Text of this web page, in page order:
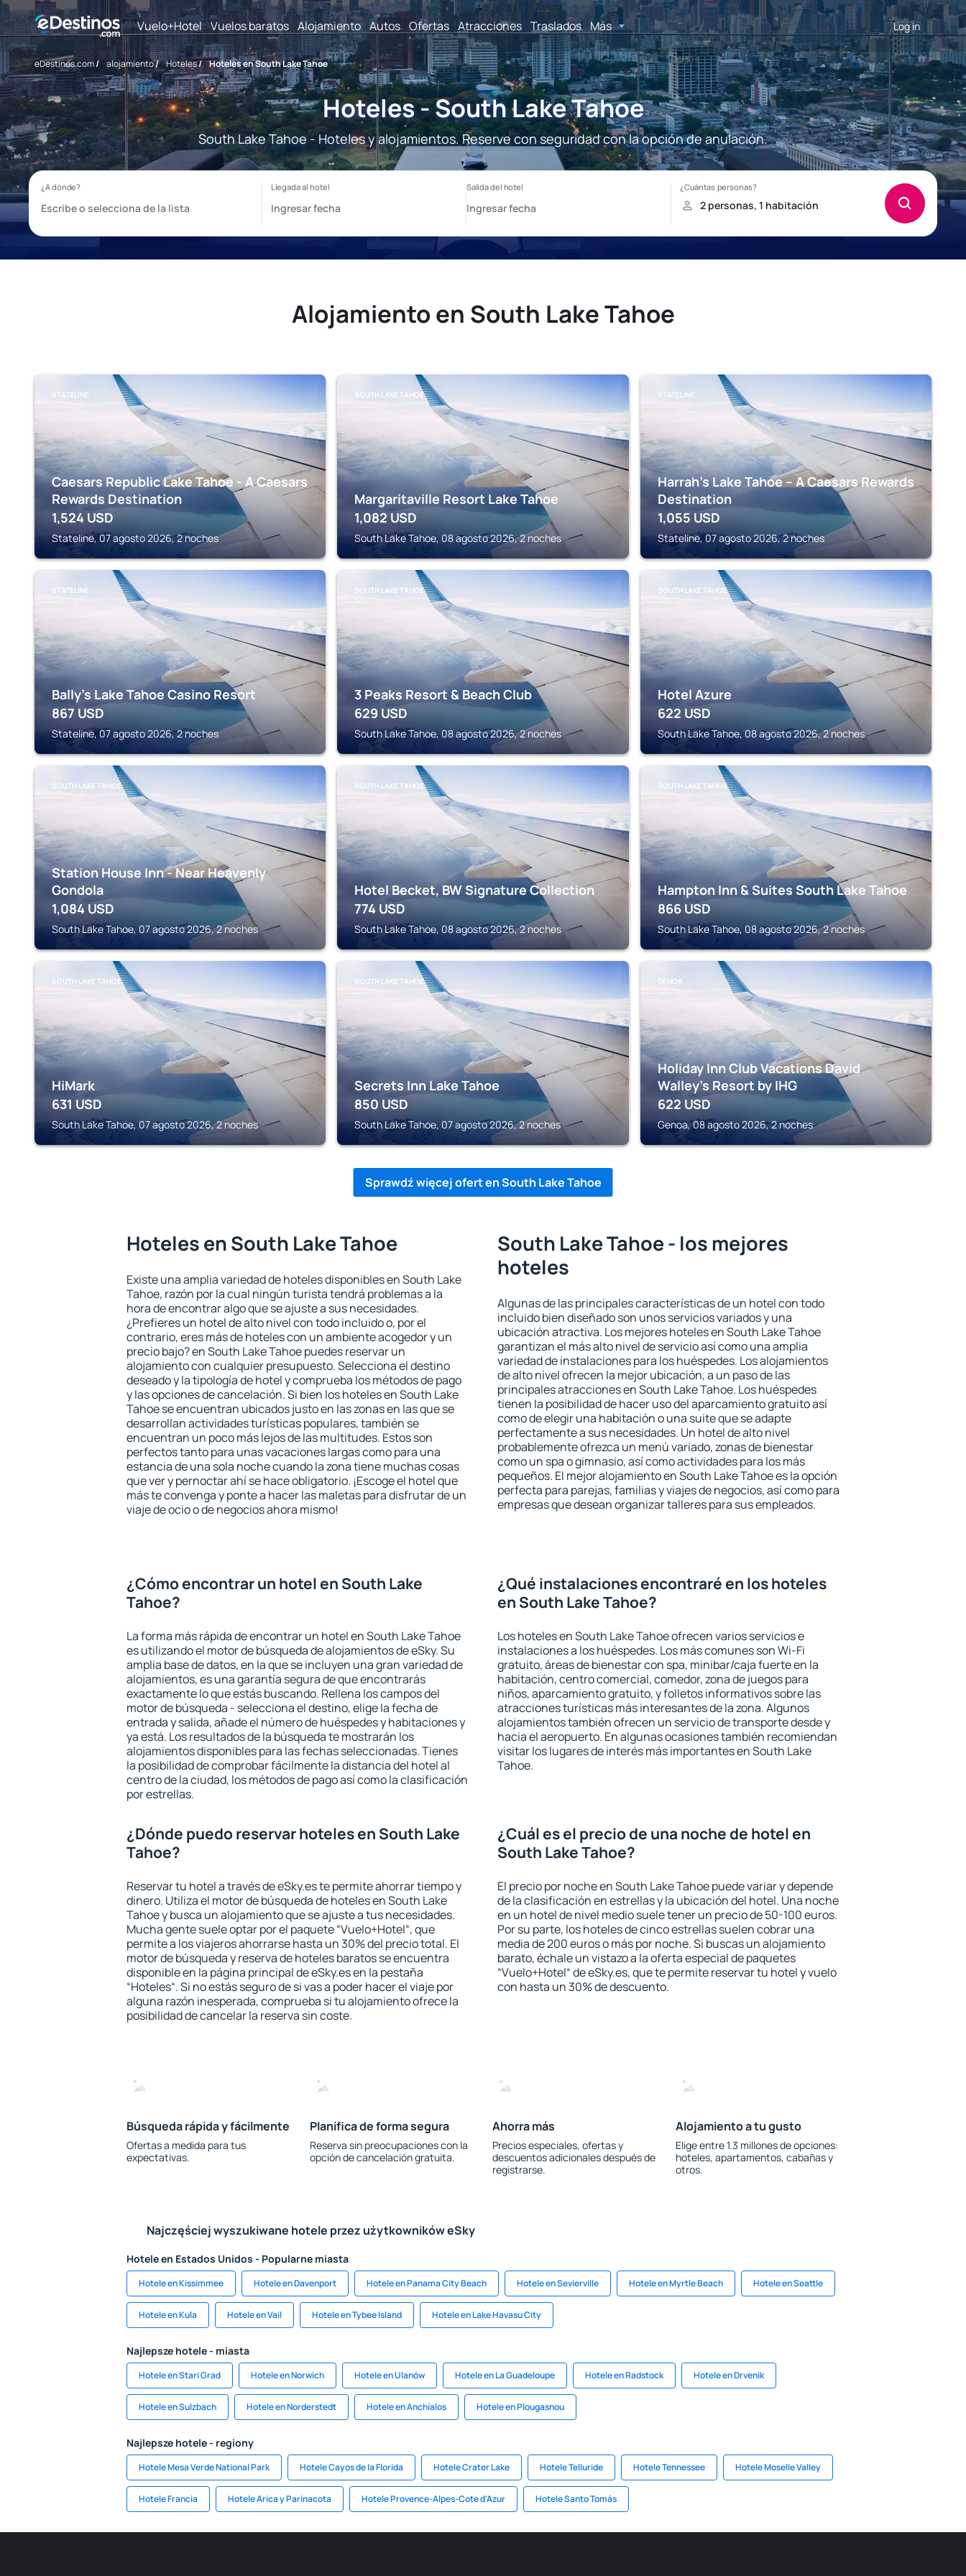
Vuelo+Hotel Vuelos baratos Alojamiento Autos Ofertas Atracciones Traslados Más Log in
eDestinos.com/ alojamiento/ Hoteles/ Hoteles en South Lake Tahoe
Hoteles - South Lake Tahoe
South Lake Tahoe - Hoteles y alojamientos. Reserve con seguridad con la opción de anulación.
Alojamiento en South Lake Tahoe
STATELINE
Caesars Republic Lake Tahoe - A Caesars
Rewards Destination
1,524 USD
Stateline, 07 agosto 2026, 2 noches
SOUTH LAKE TAHOE
Margaritaville Resort Lake Tahoe
1,082 USD
South Lake Tahoe, 08 agosto 2026, 2 noches
STATELINE
Harrah’s Lake Tahoe – A Caesars Rewards
Destination
1,055 USD
Stateline, 07 agosto 2026, 2 noches
STATELINE
Bally’s Lake Tahoe Casino Resort
867 USD
Stateline, 07 agosto 2026, 2 noches
SOUTH LAKE TAHOE
3 Peaks Resort & Beach Club
629 USD
South Lake Tahoe, 08 agosto 2026, 2 noches
SOUTH LAKE TAHOE
Hotel Azure
622 USD
South Lake Tahoe, 08 agosto 2026, 2 noches
SOUTH LAKE TAHOE
Station House Inn - Near Heavenly
Gondola
1,084 USD
South Lake Tahoe, 07 agosto 2026, 2 noches
SOUTH LAKE TAHOE
Hotel Becket, BW Signature Collection
774 USD
South Lake Tahoe, 08 agosto 2026, 2 noches
SOUTH LAKE TAHOE
Hampton Inn & Suites South Lake Tahoe
866 USD
South Lake Tahoe, 08 agosto 2026, 2 noches
SOUTH LAKE TAHOE
HiMark
631 USD
South Lake Tahoe, 07 agosto 2026, 2 noches
SOUTH LAKE TAHOE
Secrets Inn Lake Tahoe
850 USD
South Lake Tahoe, 07 agosto 2026, 2 noches
GENOA
Holiday Inn Club Vacations David
Walley's Resort by IHG
622 USD
Genoa, 08 agosto 2026, 2 noches
Sprawdź więcej ofert en South Lake Tahoe
Hoteles en South Lake Tahoe
Existe una amplia variedad de hoteles disponibles en South Lake
Tahoe, razón por la cual ningún turista tendrá problemas a la
hora de encontrar algo que se ajuste a sus necesidades.
¿Prefieres un hotel de alto nivel con todo incluido o, por el
contrario, eres más de hoteles con un ambiente acogedor y un
precio bajo? en South Lake Tahoe puedes reservar un
alojamiento con cualquier presupuesto. Selecciona el destino
deseado y la tipología de hotel y comprueba los métodos de pago
y las opciones de cancelación. Si bien los hoteles en South Lake
Tahoe se encuentran ubicados justo en las zonas en las que se
desarrollan actividades turísticas populares, también se
encuentran un poco más lejos de las multitudes. Estos son
perfectos tanto para unas vacaciones largas como para una
estancia de una sola noche cuando la zona tiene muchas cosas
que ver y pernoctar ahí se hace obligatorio. ¡Escoge el hotel que
más te convenga y ponte a hacer las maletas para disfrutar de un
viaje de ocio o de negocios ahora mismo!
South Lake Tahoe - los mejores
hoteles
Algunas de las principales características de un hotel con todo
incluido bien diseñado son unos servicios variados y una
ubicación atractiva. Los mejores hoteles en South Lake Tahoe
garantizan el más alto nivel de servicio así como una amplia
variedad de instalaciones para los huéspedes. Los alojamientos
de alto nivel ofrecen la mejor ubicación, a un paso de las
principales atracciones en South Lake Tahoe. Los huéspedes
tienen la posibilidad de hacer uso del aparcamiento gratuito así
como de elegir una habitación o una suite que se adapte
perfectamente a sus necesidades. Un hotel de alto nivel
probablemente ofrezca un menú variado, zonas de bienestar
como un spa o gimnasio, así como actividades para los más
pequeños. El mejor alojamiento en South Lake Tahoe es la opción
perfecta para parejas, familias y viajes de negocios, así como para
empresas que desean organizar talleres para sus empleados.
¿Cómo encontrar un hotel en South Lake
Tahoe?
La forma más rápida de encontrar un hotel en South Lake Tahoe
es utilizando el motor de búsqueda de alojamientos de eSky. Su
amplia base de datos, en la que se incluyen una gran variedad de
alojamientos, es una garantía segura de que encontrarás
exactamente lo que estás buscando. Rellena los campos del
motor de búsqueda - selecciona el destino, elige la fecha de
entrada y salida, añade el número de huéspedes y habitaciones y
ya está. Los resultados de la búsqueda te mostrarán los
alojamientos disponibles para las fechas seleccionadas. Tienes
la posibilidad de comprobar fácilmente la distancia del hotel al
centro de la ciudad, los métodos de pago así como la clasificación
por estrellas.
¿Qué instalaciones encontraré en los hoteles
en South Lake Tahoe?
Los hoteles en South Lake Tahoe ofrecen varios servicios e
instalaciones a los huéspedes. Los más comunes son Wi-Fi
gratuito, áreas de bienestar con spa, minibar/caja fuerte en la
habitación, centro comercial, comedor, zona de juegos para
niños, aparcamiento gratuito, y folletos informativos sobre las
atracciones turísticas más interesantes de la zona. Algunos
alojamientos también ofrecen un servicio de transporte desde y
hacia el aeropuerto. En algunas ocasiones también recomiendan
visitar los lugares de interés más importantes en South Lake
Tahoe.
¿Dónde puedo reservar hoteles en South Lake
Tahoe?
Reservar tu hotel a través de eSky.es te permite ahorrar tiempo y
dinero. Utiliza el motor de búsqueda de hoteles en South Lake
Tahoe y busca un alojamiento que se ajuste a tus necesidades.
Mucha gente suele optar por el paquete “Vuelo+Hotel“, que
permite a los viajeros ahorrarse hasta un 30% del precio total. El
motor de búsqueda y reserva de hoteles baratos se encuentra
disponible en la página principal de eSky.es en la pestaña
“Hoteles“. Si no estás seguro de si vas a poder hacer el viaje por
alguna razón inesperada, comprueba si tu alojamiento ofrece la
posibilidad de cancelar la reserva sin coste.
¿Cuál es el precio de una noche de hotel en
South Lake Tahoe?
El precio por noche en South Lake Tahoe puede variar y depende
de la clasificación en estrellas y la ubicación del hotel. Una noche
en un hotel de nivel medio suele tener un precio de 50-100 euros.
Por su parte, los hoteles de cinco estrellas suelen cobrar una
media de 200 euros o más por noche. Si buscas un alojamiento
barato, échale un vistazo a la oferta especial de paquetes
“Vuelo+Hotel“ de eSky.es, que te permite reservar tu hotel y vuelo
con hasta un 30% de descuento.
Búsqueda rápida y fácilmente
Ofertas a medida para tus
expectativas.
Planifica de forma segura
Reserva sin preocupaciones con la
opción de cancelación gratuita.
Ahorra más
Precios especiales, ofertas y
descuentos adicionales después de
registrarse.
Alojamiento a tu gusto
Elige entre 1.3 millones de opciones:
hoteles, apartamentos, cabañas y
otros.
Najczęściej wyszukiwane hotele przez użytkowników eSky
Hotele en Estados Unidos - Popularne miasta
Hotele en Kissimmee Hotele en Davenport Hotele en Panama City Beach Hotele en Sevierville Hotele en Myrtle Beach Hotele en Seattle
Hotele en Kula Hotele en Vail Hotele en Tybee Island Hotele en Lake Havasu City
Najlepsze hotele - miasta
Hotele en Stari Grad Hotele en Norwich Hotele en Ulanów Hotele en La Guadeloupe Hotele en Radstock Hotele en Drvenik
Hotele en Sulzbach Hotele en Norderstedt Hotele en Anchíalos Hotele en Plougasnou
Najlepsze hotele - regiony
Hotele Mesa Verde National Park Hotele Cayos de la Florida Hotele Crater Lake Hotele Telluride Hotele Tennessee Hotele Moselle Valley
Hotele Francia Hotele Arica y Parinacota Hotele Provence-Alpes-Cote d'Azur Hotele Santo Tomás